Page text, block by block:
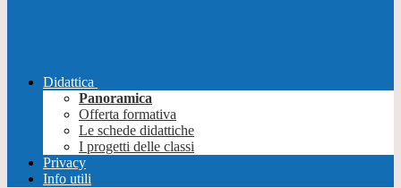
Didattica
Panoramica
Offerta formativa
Le schede didattiche
I progetti delle classi
Privacy
Info utili